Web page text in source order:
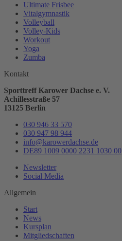
Ultimate Frisbee
Vitalgymnastik
Volleyball
Volley-Kids
Workout
Yoga
Zumba
Kontakt
Sporttreff Karower Dachse e. V.
Achillesstraße 57
13125 Berlin
030 946 33 570
030 947 98 944
info@karowerdachse.de
DE89 1009 0000 2231 1030 00
Newsletter
Social Media
Allgemein
Start
News
Kursplan
Mitgliedschaften